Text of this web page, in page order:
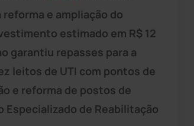
e ampliação do
estimado em R$ 12
garantiu repasses para a
leitos de UTI com pontos de
e reforma de postos de
Especializado de Reabilitação